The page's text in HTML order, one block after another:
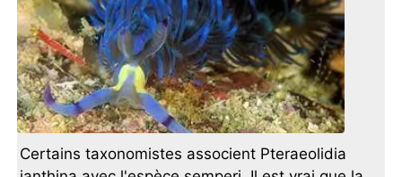
Certains taxonomistes associent Pteraeolidia